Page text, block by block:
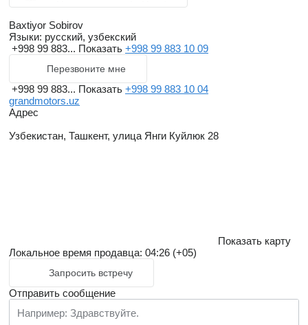
Baxtiyor Sobirov
Языки: русский, узбекский
+998 99 883... Показать +998 99 883 10 09
Перезвоните мне
+998 99 883... Показать +998 99 883 10 04
grandmotors.uz
Адрес
Узбекистан, Ташкент, улица Янги Куйлюк 28
Показать карту
Локальное время продавца: 04:26 (+05)
Запросить встречу
Отправить сообщение